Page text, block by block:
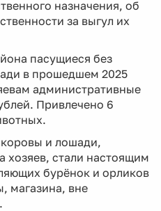
назначения, об
за выгул их
пасущиеся без
в прошедшем 2025
административные
Привлечено 6
и лошади,
хозяев, стали настоящим
бурёнок и орликов
магазина, вне